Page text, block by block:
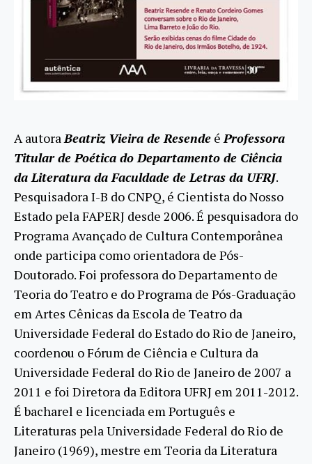
A autoraBeatriz Vieira de Resende éProfessora
Titular de Poética do Departamento de Ciência
da Literatura da Faculdade de Letras da UFRJ.
Pesquisadora I-B do CNPQ, é Cientista do Nosso
Estado pela FAPERJ desde 2006. É pesquisadora do
Programa Avançado de Cultura Contemporânea
onde participa como orientadora de Pós-
Doutorado. Foi professora do Departamento de
Teoria do Teatro e do Programa de Pós-Graduação
em Artes Cênicas da Escola de Teatro da
Universidade Federal do Estado do Rio de Janeiro,
coordenou o Fórum de Ciência e Cultura da
Universidade Federal do Rio de Janeiro de 2007 a
2011 e foi Diretora da Editora UFRJ em 2011-2012.
É bacharel e licenciada em Português e
Literaturas pela Universidade Federal do Rio de
Janeiro (1969), mestre em Teoria da Literatura